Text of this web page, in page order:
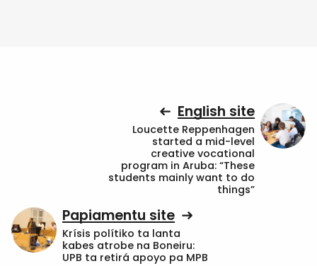
English site
Loucette Reppenhagen
started a mid-level
creative vocational
program in Aruba: “These
students mainly want to do
things”
Papiamentu site
Krísis polítiko ta lanta
kabes atrobe na Boneiru:
UPB ta retirá apoyo pa MPB